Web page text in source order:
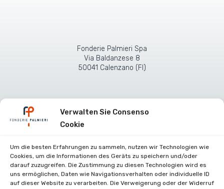
Verwalten Sie Consenso
Cookie
Um die besten Erfahrungen zu sammeln, nutzen wir Technologien wie
Cookies, um die Informationen des Geräts zu speichern und/oder
darauf zuzugreifen. Die Zustimmung zu diesen Technologien wird es
uns ermöglichen, Daten wie Navigationsverhalten oder individuelle ID
auf dieser Website zu verarbeiten. Die Verweigerung oder der Widerruf
Fonderie Palmieri Spa
Via Baldanzese 8
50041 Calenzano (FI)
Zertifikate